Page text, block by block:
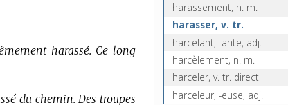
harassé. Ce long
du chemin. Des troupes
harassement, n. m.
harasser, v. tr.
harcelant, -ante, adj.
harcèlement, n. m.
harceler, v. tr. direct
harceleur, -euse, adj.